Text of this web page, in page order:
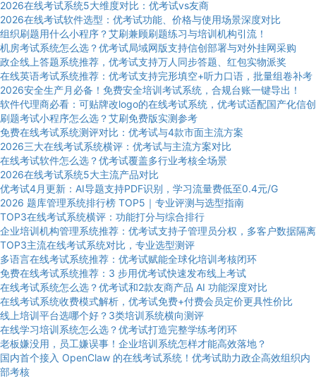
2026在线考试系统5大维度对比：优考试vs友商
2026在线考试软件选型：优考试功能、价格与使用场景深度对比
组织刷题用什么小程序？艾刷兼顾刷题练习与培训机构引流！
机房考试系统怎么选？优考试局域网版支持信创部署与对外挂网采购
政企线上答题系统推荐，优考试支持万人同步答题、红包实物派奖
在线英语考试系统推荐：优考试支持完形填空+听力口语，批量组卷补考
2026安全生产月必备！免费安全培训考试系统，合规台账一键导出！
软件代理商必看：可贴牌改logo的在线考试系统，优考试适配国产化信创
刷题考试小程序怎么选？艾刷免费版实测参考
免费在线考试系统测评对比：优考试与4款市面主流方案
2026三大在线考试系统横评：优考试与主流方案对比
在线考试软件怎么选？优考试覆盖多行业考核全场景
2026在线考试系统5大主流产品对比
优考试4月更新：AI导题支持PDF识别，学习流量费低至0.4元/G
2026 题库管理系统排行榜 TOP5｜专业评测与选型指南
TOP3在线考试系统横评：功能打分与综合排行
企业培训机构管理系统推荐：优考试支持子管理员分权，多客户数据隔离
TOP3主流在线考试系统对比，专业选型测评
多语言在线考试系统推荐：优考试赋能全球化培训考核闭环
免费在线考试系统推荐：3 步用优考试快速发布线上考试
在线考试系统怎么选？优考试和2款友商产品 AI 功能深度对比
在线考试系统收费模式解析，优考试免费+付费会员定价更具性价比
线上培训平台选哪个好？3类培训系统横向测评
在线学习培训系统怎么选？优考试打造完整学练考闭环
老板嫌没用，员工嫌误事！企业培训系统怎样才能高效落地？
国内首个接入 OpenClaw 的在线考试系统！优考试助力政企高效组织内
部考核